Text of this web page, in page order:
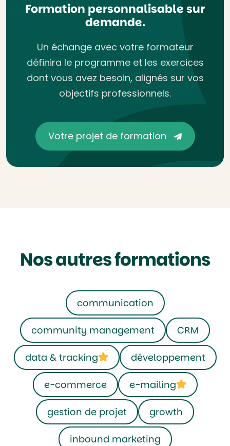
Formation personnalisable sur
demande.
Un échange avec votre formateur
définira le programme et les exercices
dont vous avez besoin, alignés sur vos
objectifs professionnels.
Votre projet de formation
Nos autres formations
communication
community management CRM
data & tracking développement
e-commerce e-mailing
gestion de projet growth
inbound marketing